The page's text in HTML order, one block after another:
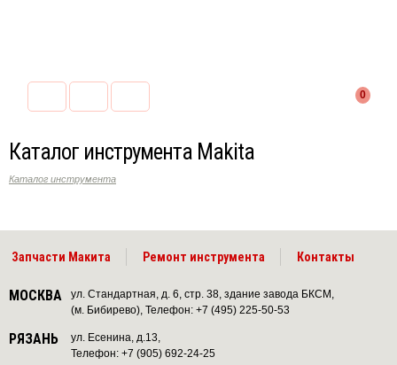
0
Каталог инструмента Makita
Каталог инструмента
Запчасти Макита Ремонт инструмента Контакты
МОСКВА
ул. Стандартная, д. 6, стр. 38, здание завода БКСМ,
(м. Бибирево), Телефон: +7 (495) 225-50-53
РЯЗАНЬ
ул. Есенина, д.13,
Телефон: +7 (905) 692-24-25